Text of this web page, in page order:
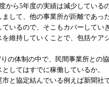
から5年度の実績は減少している
して、他の事業所が距離であっ
いるので、そこもカバーしてい
を維持していくことで、包括ケア
の体制の中で、民間事業所との
してはすでに稼働しているか。
と協定結んでいる例えば新聞社